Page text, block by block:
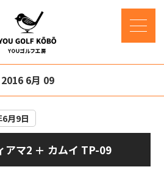
2016 6月 09
月9日
マ2 ＋ カムイ TP-09